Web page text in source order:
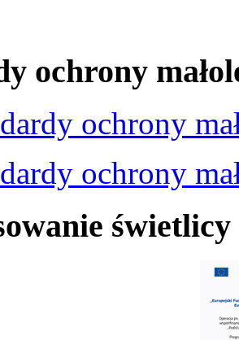
ochrony
ochrony
ochrony
świetlicy